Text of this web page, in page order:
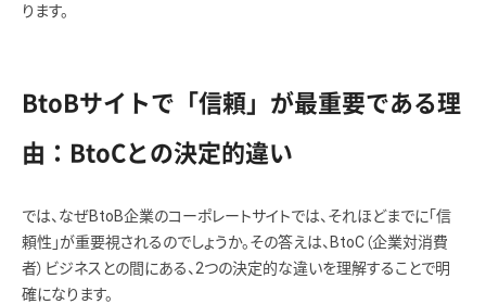
ります。
BtoBサイトで「信頼」が最重要である理
由：BtoCとの決定的違い
では、なぜBtoB企業のコーポレートサイトでは、それほどまでに「信
頼性」が重要視されるのでしょうか。その答えは、BtoC（企業対消費
者）ビジネスとの間にある、2つの決定的な違いを理解することで明
確になります。